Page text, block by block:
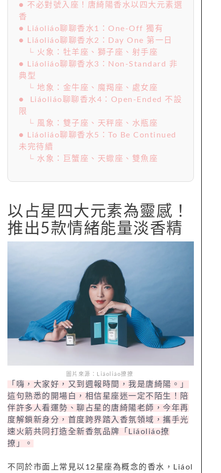
● 不必對號入座！唐綺陽香水以四大元素選
香
● Liáoliáo聊聊香水1：One-Off 獨有
● Liáoliáo聊聊香水2：Day One 第一日
└ 火象：牡羊座、獅子座、射手座
● Liáoliáo聊聊香水3：Non-Standard 非
典型
└ 地象：金牛座、魔羯座、處女座
● Liáoliáo聊聊香水4：Open-Ended 不設
限
└ 風象：雙子座、天秤座、水瓶座
● Liáoliáo聊聊香水5：To Be Continued
未完待續
└ 水象：巨蟹座、天蠍座、雙魚座
以占星四大元素為靈感！
推出5款情緒能量淡香精
圖片來源：Liáoliáo撩撩
「嗨，大家好，又到週報時間，我是唐綺陽。」
這句熟悉的開場白，相信星座迷一定不陌生！陪
伴許多人看運勢、聊占星的唐綺陽老師，今年再
度解鎖新身分，首度跨界踏入香氛領域，攜手光
速火箭共同打造全新香氛品牌「Liáoliáo撩
撩」。
不同於市面上常見以12星座為概念的香水，Liáol